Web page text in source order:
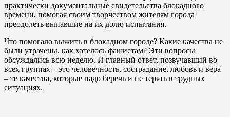
практически документальные свидетельства блокадного
времени, помогая своим творчеством жителям города
преодолеть выпавшие на их долю испытания.
Что помогало выжить в блокадном городе? Какие качества не
были утрачены, как хотелось фашистам? Эти вопросы
обсуждались всю неделю. И главный ответ, позвучавший во
всех группах – это человечность, сострадание, любовь и вера
– те качества, которые надо беречь и не терять в трудных
ситуациях.